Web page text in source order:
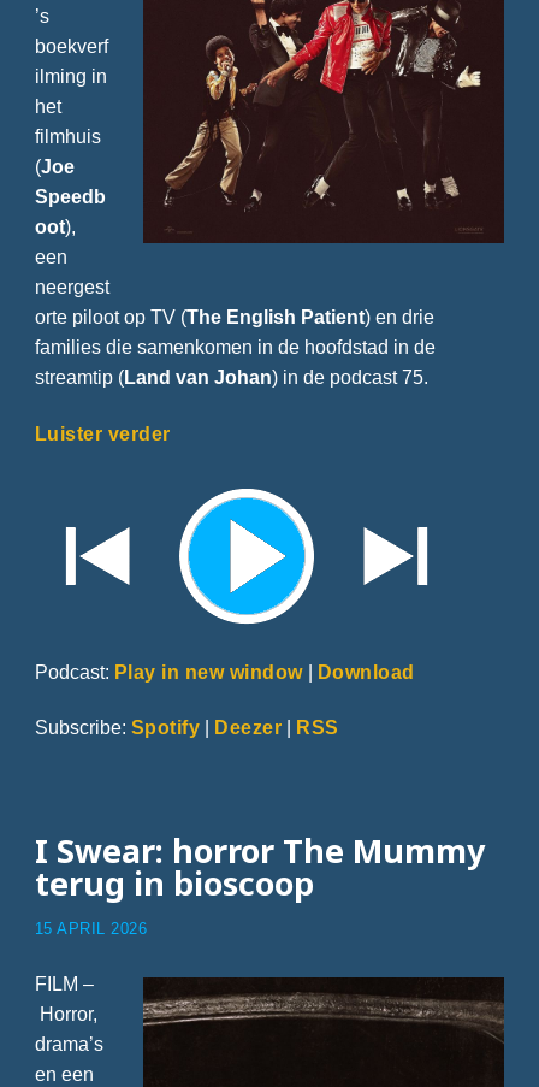
’s
boekverf
ilming in
het
filmhuis
(Joe
Speedb
oot),
een
neergest
orte piloot op TV (The English Patient) en drie
families die samenkomen in de hoofdstad in de
streamtip (Land van Johan) in de podcast 75.
Luister verder
Podcast: Play in new window| Download
Subscribe: Spotify | Deezer | RSS
I Swear: horror The Mummy
terug in bioscoop
15 APRIL 2026
FILM –
Horror,
drama’s
en een